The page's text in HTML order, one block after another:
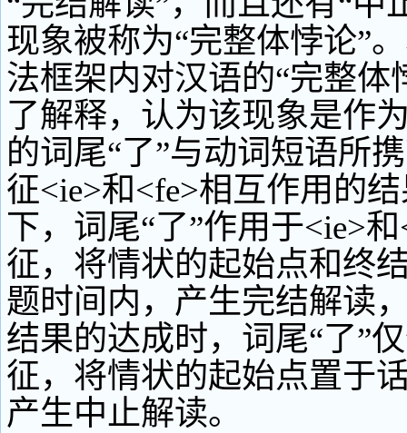
现象被称为“完整体悖论”
法框架内对汉语的“完整体
了解释，认为该现象是作
的词尾“了”与动词短语所
征<ie>和<fe>相互作用的
下，词尾“了”作用于<ie>
征，将情状的起始点和终
题时间内，产生完结解读
结果的达成时，词尾“了”
征，将情状的起始点置于
产生中止解读。